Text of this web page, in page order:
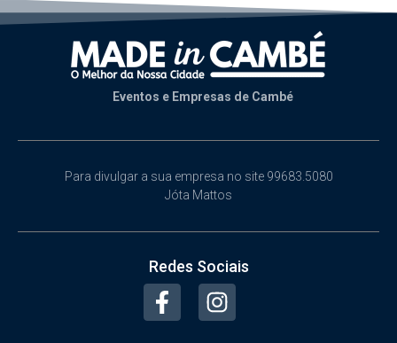
Eventos e Empresas de Cambé
Para divulgar a sua empresa no site 99683.5080
Jóta Mattos
Redes Sociais